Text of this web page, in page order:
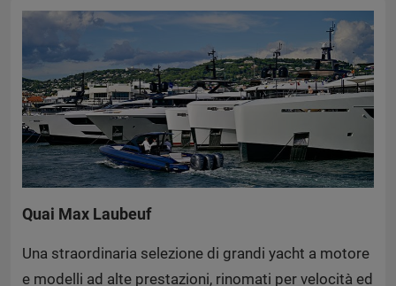
Quai Max Laubeuf
Una straordinaria selezione di grandi yacht a motore
e modelli ad alte prestazioni, rinomati per velocità ed